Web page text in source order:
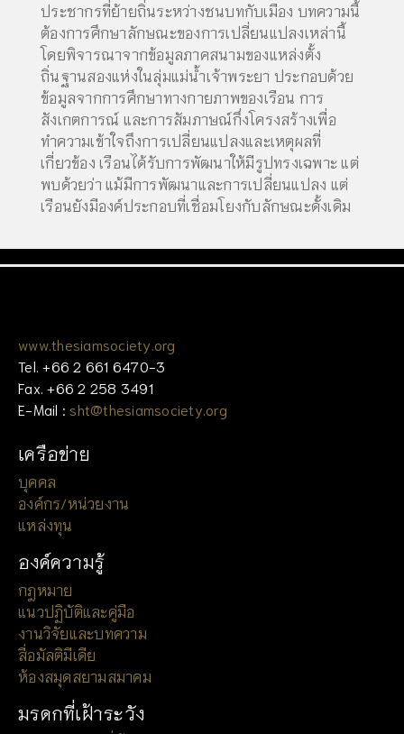
ประชากรที่ย้ายถิ่นระหว่างชนบทกับเมือง บทความนี้
ต้องการศึกษาลักษณะของการเปลี่ยนแปลงเหล่านี้
โดยพิจารณาจากข้อมูลภาคสนามของแหล่งตั้ง
ถิ่นฐานสองแห่งในลุ่มแม่น้ำเจ้าพระยา ประกอบด้วย
ข้อมูลจากการศึกษาทางกายภาพของเรือน การ
สังเกตการณ์ และการสัมภาษณ์กึ่งโครงสร้างเพื่อ
ทำความเข้าใจถึงการเปลี่ยนแปลงและเหตุผลที่
เกี่ยวข้อง เรือนได้รับการพัฒนาให้มีรูปทรงเฉพาะ แต่
พบด้วยว่า แม้มีการพัฒนาและการเปลี่ยนแปลง แต่
เรือนยังมีองค์ประกอบที่เชื่อมโยงกับลักษณะดั้งเดิม
www.thesiamsociety.org
Tel. +66 2 661 6470-3
Fax. +66 2 258 3491
E-Mail : sht@thesiamsociety.org
เครือข่าย
บุคคล
องค์กร/หน่วยงาน
แหล่งทุน
องค์ความรู้
กฎหมาย
แนวปฏิบัติและคู่มือ
งานวิจัยและบทความ
สื่อมัลติมีเดีย
ห้องสมุดสยามสมาคม
มรดกที่เฝ้าระวัง